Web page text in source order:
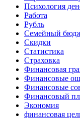
Психология
Работа
Рубль
Семейный
Скидки
Статистика
Страховка
Финансовая
Финансовые
Финансовые
Финансовый
Экономия
финансовая